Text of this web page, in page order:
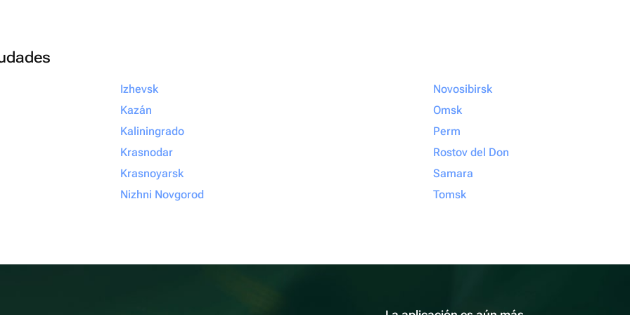
Izhevsk
Kazán
Kaliningrado
Krasnodar
Krasnoyarsk
Nizhni Novgorod
Novosibirsk
Omsk
Perm
Rostov del Don
Samara
Tomsk